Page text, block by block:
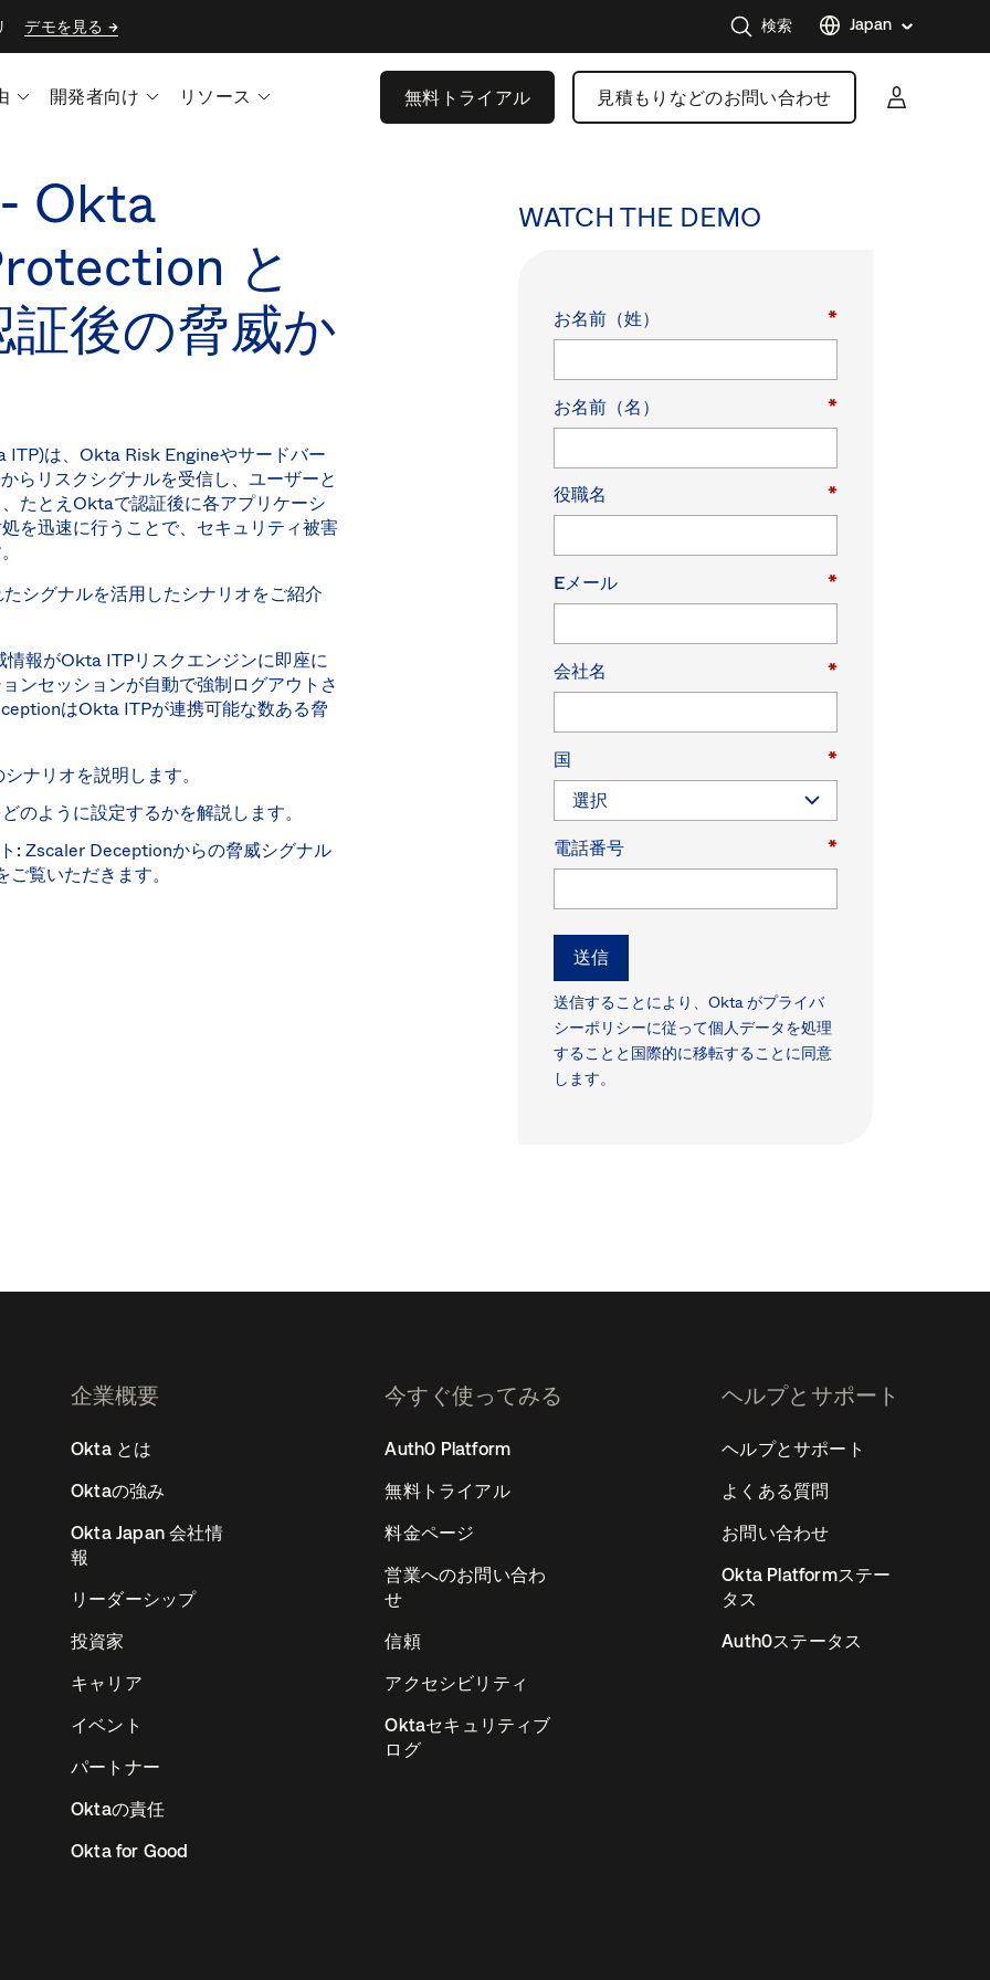
デモを見る 検索 Japan
United
開発者向け リソース 無料トライアル 見積もりなどのお問い合わせ
Okta
と
後の脅威か
は、Okta Risk Engineやサードバー
らリスクシグナルを受信し、ユーザーと
たとえOktaで認証後に各アプリケーシ
を迅速に行うことで、セキュリティ被害
シグナルを活用したシナリオをご紹介
報がOkta ITPリスクエンジンに即座に
ンセッションが自動で強制ログアウトさ
はOkta ITPが連携可能な数ある脅
ナリオを説明します。
のように設定するかを解説します。
: Zscaler Deceptionからの脅威シグナル
覧いただきます。
WATCH THE DEMO
*
お名前（姓）
*
お名前（名）
*
役職名
*
Eメール
*
会社名
*
国
*
電話番号
送信
送信することにより、Okta がプライバ
シーポリシーに従って個人データを処理
することと国際的に移転することに同意
します。
企業概要
Okta とは
Oktaの強み
Okta Japan 会社情
報
リーダーシップ
投資家
キャリア
イベント
パートナー
Oktaの責任
Okta for Good
今すぐ使ってみる
Auth0 Platform
無料トライアル
料金ページ
営業へのお問い合わ
せ
信頼
アクセシビリティ
Oktaセキュリティブ
ログ
ヘルプとサポート
ヘルプとサポート
よくある質問
お問い合わせ
Okta Platformステー
タス
Auth0ステータス